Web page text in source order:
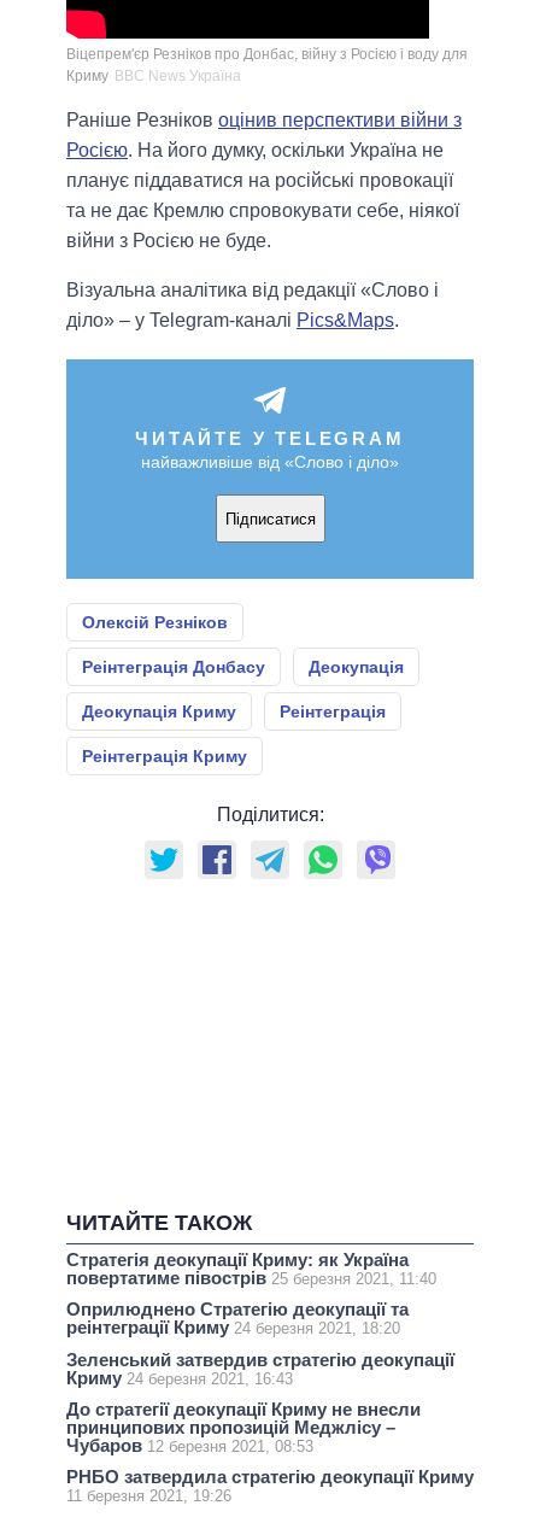
Віцепрем'єр Резніков про Донбас, війну з Росією і воду для
Криму BBC News Україна
Раніше Резніков оцінив перспективи війни з
Росією. На його думку, оскільки Україна не
планує піддаватися на російські провокації
та не дає Кремлю спровокувати себе, ніякої
війни з Росією не буде.
Візуальна аналітика від редакції «Слово і
діло» – у Telegram-каналі Pics&Maps.
ЧИТАЙТЕ У TELEGRAM
найважливіше від «Слово і діло»
Підписатися
Олексій Резніков
Реінтеграція Донбасу Деокупація
Деокупація Криму Реінтеграція
Реінтеграція Криму
Поділитися:
ЧИТАЙТЕ ТАКОЖ
Стратегія деокупації Криму: як Україна
повертатиме півострів 25 березня 2021, 11:40
Оприлюднено Стратегію деокупації та
реінтеграції Криму 24 березня 2021, 18:20
Зеленський затвердив стратегію деокупації
Криму 24 березня 2021, 16:43
До стратегії деокупації Криму не внесли
принципових пропозицій Меджлісу –
Чубаров 12 березня 2021, 08:53
РНБО затвердила стратегію деокупації Криму
11 березня 2021, 19:26